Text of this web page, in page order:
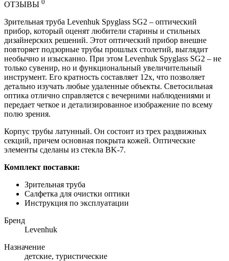
ОТЗЫВЫ 0
Зрительная труба Levenhuk Spyglass SG2 – оптический
прибор, который оценят любители старины и стильных
дизайнерских решений. Этот оптический прибор внешне
повторяет подзорные трубы прошлых столетий, выглядит
необычно и изысканно. При этом Levenhuk Spyglass SG2 – не
только сувенир, но и функциональный увеличительный
инструмент. Его кратность составляет 12х, что позволяет
детально изучать любые удаленные объекты. Светосильная
оптика отлично справляется с вечерними наблюдениями и
передает четкое и детализированное изображение по всему
полю зрения.
Корпус трубы латунный. Он состоит из трех раздвижных
секций, причем основная покрыта кожей. Оптические
элементы сделаны из стекла BK-7.
Комплект поставки:
Зрительная труба
Салфетка для очистки оптики
Инструкция по эксплуатации
Бренд
Levenhuk
Назначение
детские, туристические